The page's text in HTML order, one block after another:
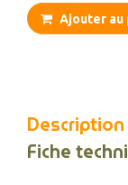
Ajouter au
Description
Fiche